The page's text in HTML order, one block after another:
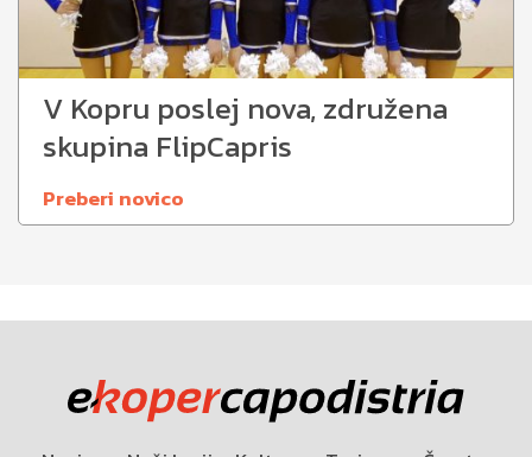
V Kopru poslej nova, združena
skupina FlipCapris
Preberi novico